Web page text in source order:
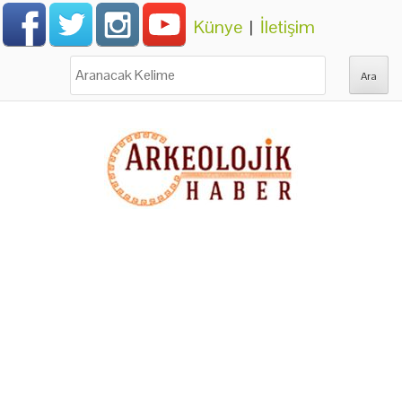
Künye | İletişim